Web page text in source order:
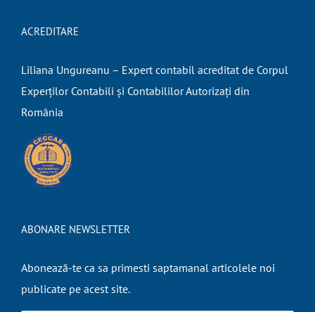
ACREDITARE
Liliana Ungureanu – Expert contabil acreditat de Corpul
Experților Contabili și Contabililor Autorizați din
România
ABONARE NEWSLETTER
Abonează-te ca sa primesti saptamanal articolele noi
publicate pe acest site.